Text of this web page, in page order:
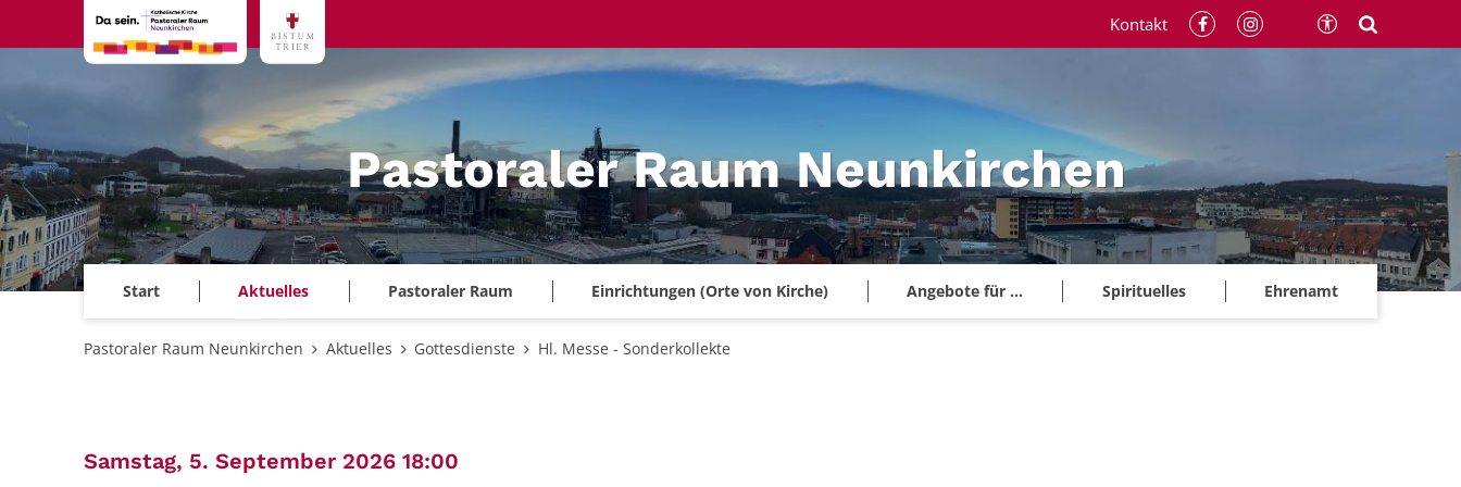
Zum Inhalt springen
Pastoraler Raum Neunkirchen
Start Aktuelles Pastoraler Raum Einrichtungen (Orte von Kirche) Angebote für ... Spirituelles Ehrenamt
Kontakt
Pastoraler Raum Neunkirchen Aktuelles Gottesdienste Hl. Messe - Sonderkollekte
Samstag, 5. September 2026 18:00